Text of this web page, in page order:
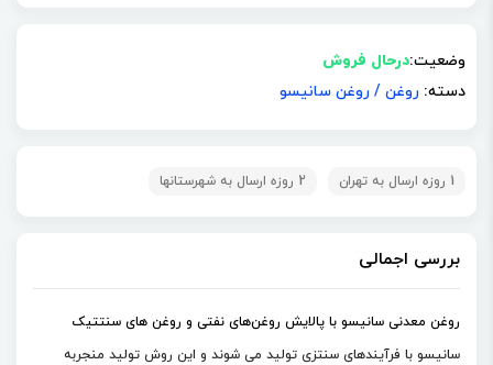
وضعیت:درحال فروش
دسته: روغن / روغن سانیسو
1 روزه ارسال به تهران 2 روزه ارسال به شهرستانها
بررسی اجمالی
روغن معدنی سانیسو با پالایش روغن‌های نفتی و روغن های سنتتیک
سانیسو با فرآیندهای سنتزی تولید می شوند و این روش تولید منجربه